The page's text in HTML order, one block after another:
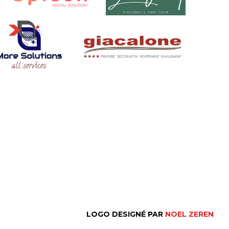
LOGO DESIGNÉ PAR NOEL ZEREN